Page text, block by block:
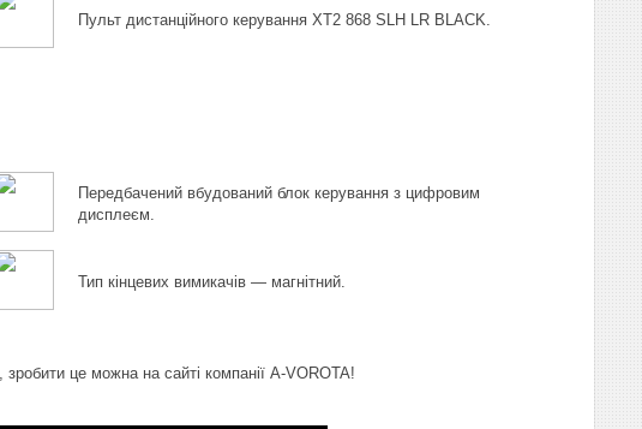
Пульт дистанційного керування XT2 868 SLH LR BLACK.
Передбачений вбудований блок керування з цифровим
дисплеєм.
Тип кінцевих вимикачів — магнітний.
це можна на сайті компанії A-VOROTA!